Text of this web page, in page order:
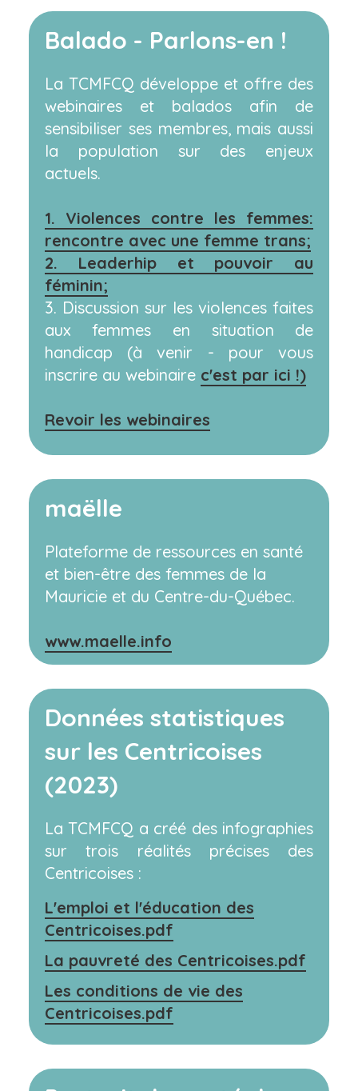
Balado - Parlons-en !
La TCMFCQ développe et offre des
webinaires et balados afin de
sensibiliser ses membres, mais aussi
la population sur des enjeux
actuels.
1. Violences contre les femmes:
rencontre avec une femme trans;
2. Leaderhip et pouvoir au
féminin;
3. Discussion sur les violences faites
aux femmes en situation de
handicap (à venir - pour vous
inscrire au webinaire c'est par ici !)
Revoir les webinaires
maëlle
Plateforme de ressources en santé
et bien-être des femmes de la
Mauricie et du Centre-du-Québec.
www.maelle.info
Données statistiques
sur les Centricoises
(2023)
La TCMFCQ a créé des infographies
sur trois réalités précises des
Centricoises :
L'emploi et l'éducation des
Centricoises.pdf
La pauvreté des Centricoises.pdf
Les conditions de vie des
Centricoises.pdf